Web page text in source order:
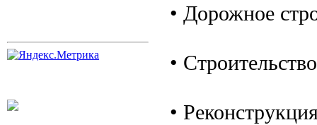
• Дорожное
•
•